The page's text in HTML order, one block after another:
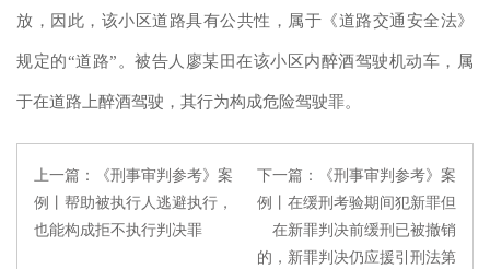
放，因此，该小区道路具有公共性，属于《道路交通安全法》
规定的“道路”。被告人廖某田在该小区内醉酒驾驶机动车，属
于在道路上醉酒驾驶，其行为构成危险驾驶罪。
上一篇：
《刑事审判参考》案
例丨帮助被执行人逃避执行，
也能构成拒不执行判决罪
下一篇：
《刑事审判参考》案
例丨在缓刑考验期间犯新罪但
在新罪判决前缓刑已被撤销
的，新罪判决仍应援引刑法第